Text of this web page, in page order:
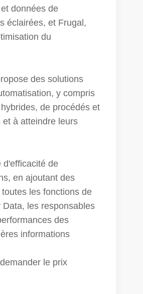
données de
éclairées, et Frugal,
du
des solutions
y compris
de procédés et
à atteindre leurs
d'efficacité de
en ajoutant des
les fonctions de
les responsables
des
informations
le prix